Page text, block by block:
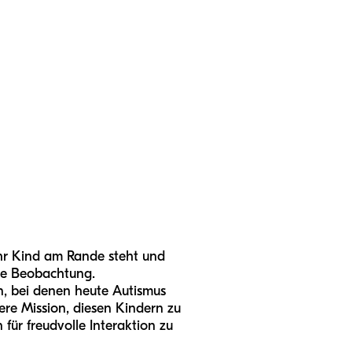
Kind am Rande steht und
Beobachtung.
bei denen heute Autismus
Mission, diesen Kindern zu
für freudvolle Interaktion zu